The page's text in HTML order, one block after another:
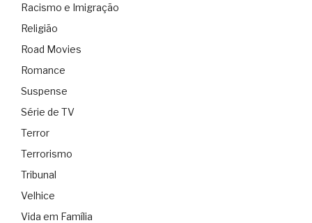
Racismo e Imigração
Religião
Road Movies
Romance
Suspense
Série de TV
Terror
Terrorismo
Tribunal
Velhice
Vida em Família